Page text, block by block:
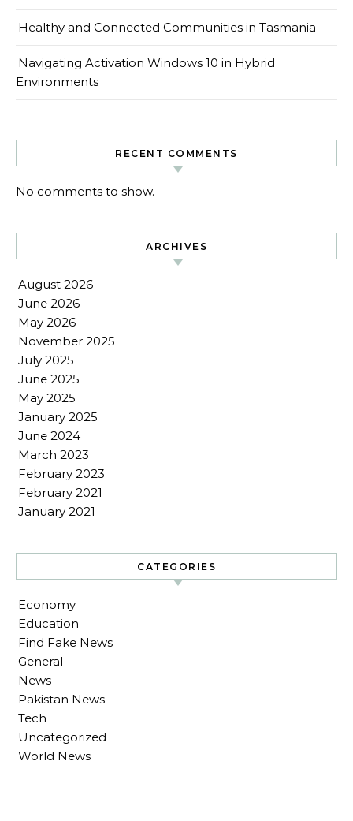
Healthy and Connected Communities in Tasmania
Navigating Activation Windows 10 in Hybrid
Environments
RECENT COMMENTS
No comments to show.
ARCHIVES
August 2026
June 2026
May 2026
November 2025
July 2025
June 2025
May 2025
January 2025
June 2024
March 2023
February 2023
February 2021
January 2021
CATEGORIES
Economy
Education
Find Fake News
General
News
Pakistan News
Tech
Uncategorized
World News